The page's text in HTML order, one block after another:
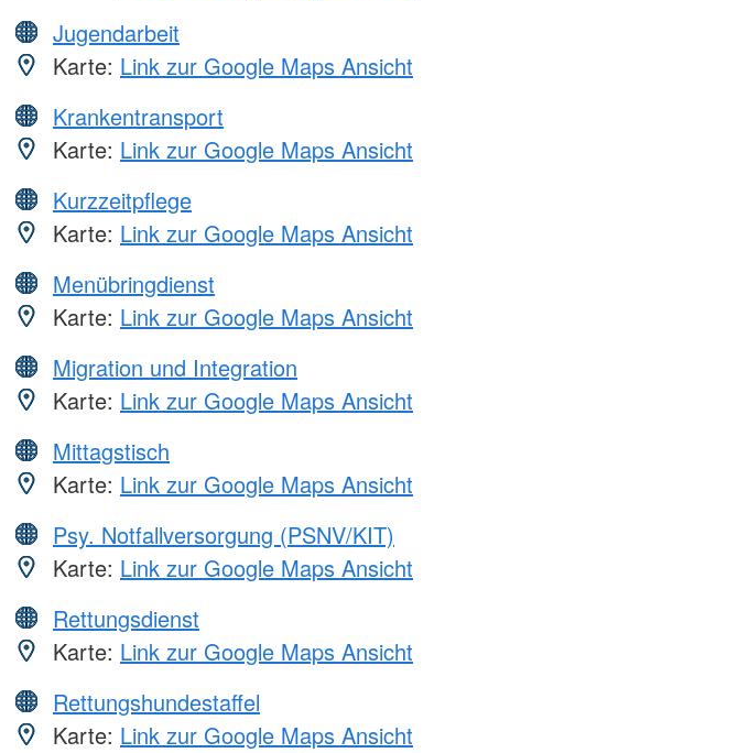
Jugendarbeit
Karte: Link zur Google Maps Ansicht
Krankentransport
Karte: Link zur Google Maps Ansicht
Kurzzeitpflege
Karte: Link zur Google Maps Ansicht
Menübringdienst
Karte: Link zur Google Maps Ansicht
Migration und Integration
Karte: Link zur Google Maps Ansicht
Mittagstisch
Karte: Link zur Google Maps Ansicht
Psy. Notfallversorgung (PSNV/KIT)
Karte: Link zur Google Maps Ansicht
Rettungsdienst
Karte: Link zur Google Maps Ansicht
Rettungshundestaffel
Karte: Link zur Google Maps Ansicht